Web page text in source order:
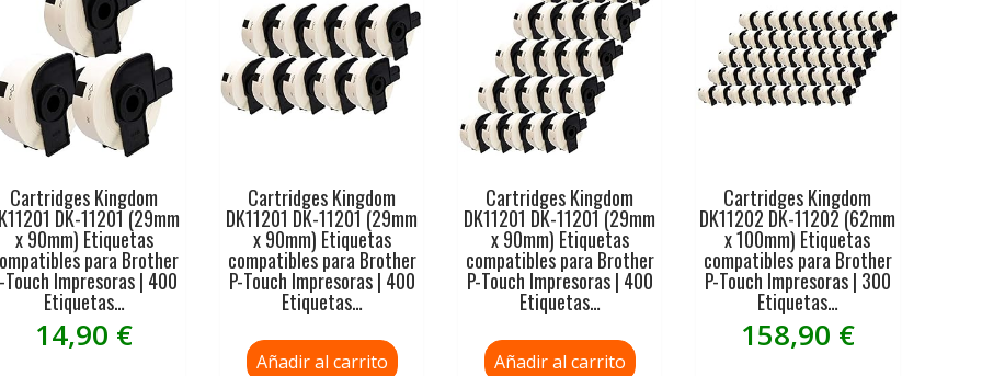
Cartridges Kingdom
DK-11201 (29mm
x 90mm) Etiquetas
para Brother
Touch Impresoras | 400
Etiquetas…
14,90 €
Cartridges Kingdom
DK11201 DK-11201 (29mm
x 90mm) Etiquetas
compatibles para Brother
P-Touch Impresoras | 400
Etiquetas…
Añadir al carrito
Cartridges Kingdom
DK11201 DK-11201 (29mm
x 90mm) Etiquetas
compatibles para Brother
P-Touch Impresoras | 400
Etiquetas…
Añadir al carrito
Cartridges Kingdom
DK11202 DK-11202 (62mm
x 100mm) Etiquetas
compatibles para Brother
P-Touch Impresoras | 300
Etiquetas…
158,90 €